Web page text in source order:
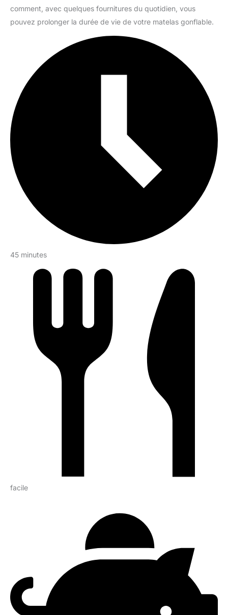
comment, avec quelques fournitures du quotidien, vous
pouvez prolonger la durée de vie de votre matelas gonflable.
45 minutes
facile